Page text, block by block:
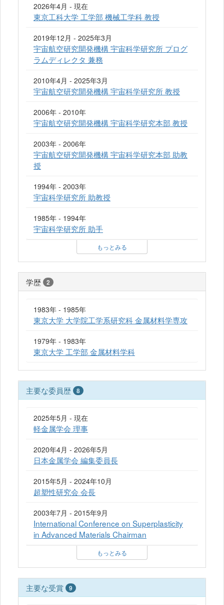
2026年4月 - 現在
東京工科大学 工学部 機械工学科 教授
2019年12月 - 2025年3月
宇宙航空研究開発機構 宇宙科学研究所 プログ
ラムディレクタ 兼務
2010年4月 - 2025年3月
宇宙航空研究開発機構 宇宙科学研究所 教授
2006年 - 2010年
宇宙航空研究開発機構 宇宙科学研究本部 教授
2003年 - 2006年
宇宙航空研究開発機構 宇宙科学研究本部 助教
授
1994年 - 2003年
宇宙科学研究所 助教授
1985年 - 1994年
宇宙科学研究所 助手
もっとみる
学歴 2
1983年 - 1985年
東京大学 大学院工学系研究科 金属材料学専攻
1979年 - 1983年
東京大学 工学部 金属材料学科
主要な委員歴 8
2025年5月 - 現在
軽金属学会 理事
2020年4月 - 2026年5月
日本金属学会 編集委員長
2015年5月 - 2024年10月
超塑性研究会 会長
2003年7月 - 2015年9月
International Conference on Superplasticity
in Advanced Materials Chairman
もっとみる
主要な受賞 9